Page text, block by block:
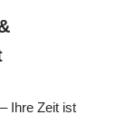
Ihre Zeit ist